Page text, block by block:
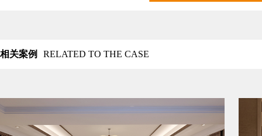
相关案例 RELATED TO THE CASE